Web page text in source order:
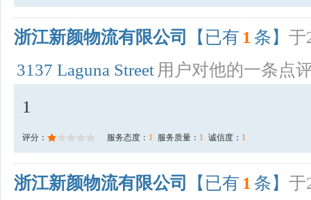
浙江新颜物流有限公司 【已有 1 条】 于
3137 Laguna Street 用户对他的一条点
1
评分： 服务态度： 1 服务质量： 1 诚信度： 1
浙江新颜物流有限公司 【已有 1 条】 于